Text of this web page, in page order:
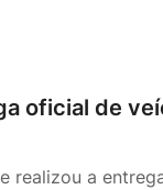
oficial de
realizou a